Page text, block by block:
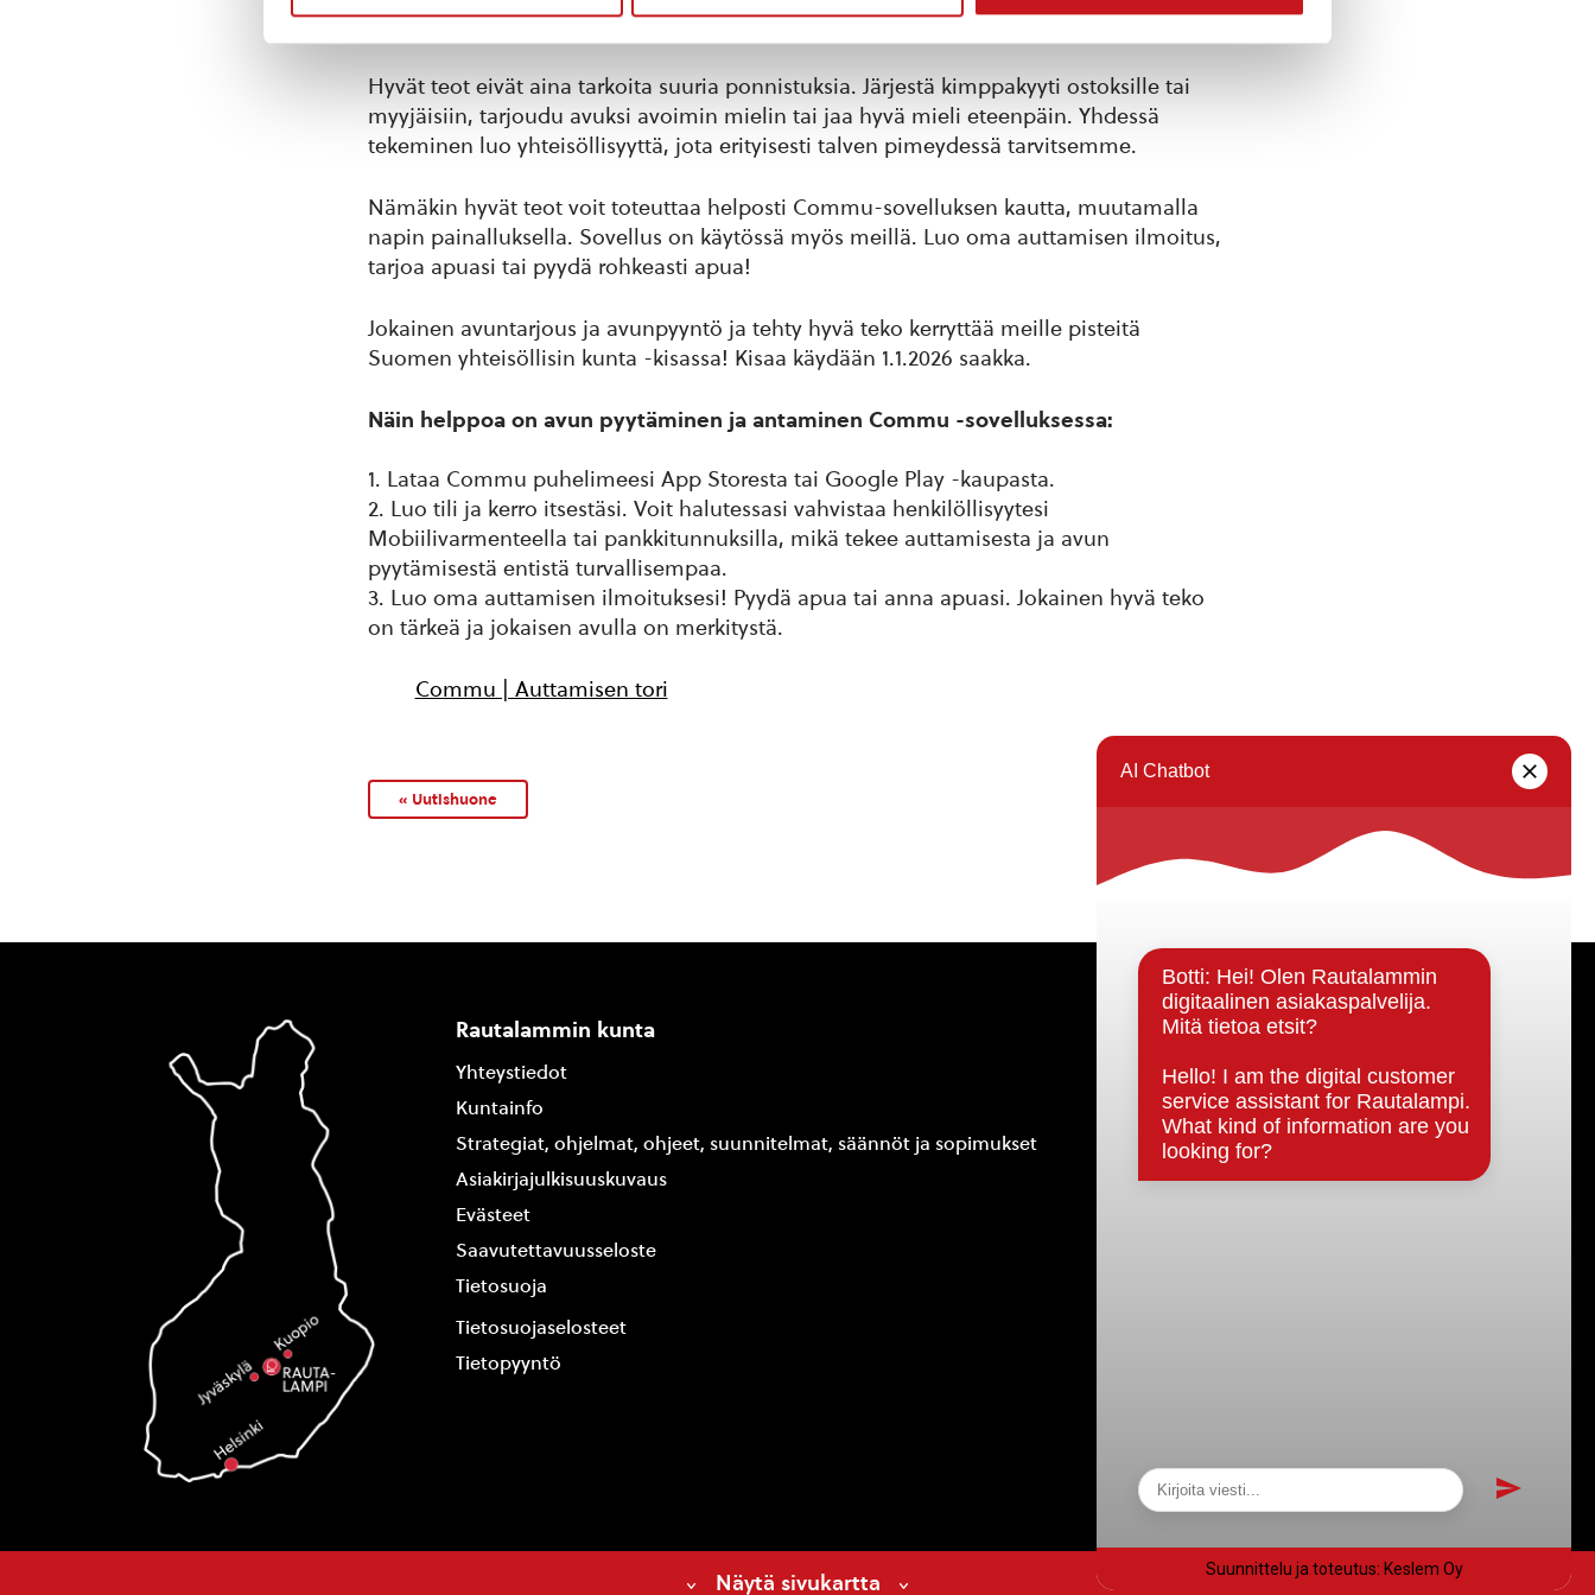
3. Tee arjen pieniä hyviä tekoja
Hyvät teot eivät aina tarkoita suuria ponnistuksia. Järjestä kimppakyyti ostoksille tai
myyjäisiin, tarjoudu avuksi avoimin mielin tai jaa hyvä mieli eteenpäin. Yhdessä
tekeminen luo yhteisöllisyyttä, jota erityisesti talven pimeydessä tarvitsemme.
Nämäkin hyvät teot voit toteuttaa helposti Commu-sovelluksen kautta, muutamalla
napin painalluksella. Sovellus on käytössä myös meillä. Luo oma auttamisen ilmoitus,
tarjoa apuasi tai pyydä rohkeasti apua!
Jokainen avuntarjous ja avunpyyntö ja tehty hyvä teko kerryttää meille pisteitä
Suomen yhteisöllisin kunta -kisassa! Kisaa käydään 1.1.2026 saakka.
Näin helppoa on avun pyytäminen ja antaminen Commu -sovelluksessa:
1. Lataa Commu puhelimeesi App Storesta tai Google Play -kaupasta.
2. Luo tili ja kerro itsestäsi. Voit halutessasi vahvistaa henkilöllisyytesi
Mobiilivarmenteella tai pankkitunnuksilla, mikä tekee auttamisesta ja avun
pyytämisestä entistä turvallisempaa.
3. Luo oma auttamisen ilmoituksesi! Pyydä apua tai anna apuasi. Jokainen hyvä teko
on tärkeä ja jokaisen avulla on merkitystä.
Commu | Auttamisen tori
« Uutishuone
Rautalammin kunta
Yhteystiedot
Kuntainfo
Strategiat, ohjelmat, ohjeet, suunnitelmat, säännöt ja sopimukset
Asiakirjajulkisuuskuvaus
Evästeet
Saavutettavuusseloste
Tietosuoja
Tietosuojaselosteet
Tietopyyntö
Päätöksenteko ja lähidemokratia
Päätökset, esityslistat & pöytäkirjat
Hallinto
Kunnanhallitus
Kunnanvaltuusto
Näytä sivukartta